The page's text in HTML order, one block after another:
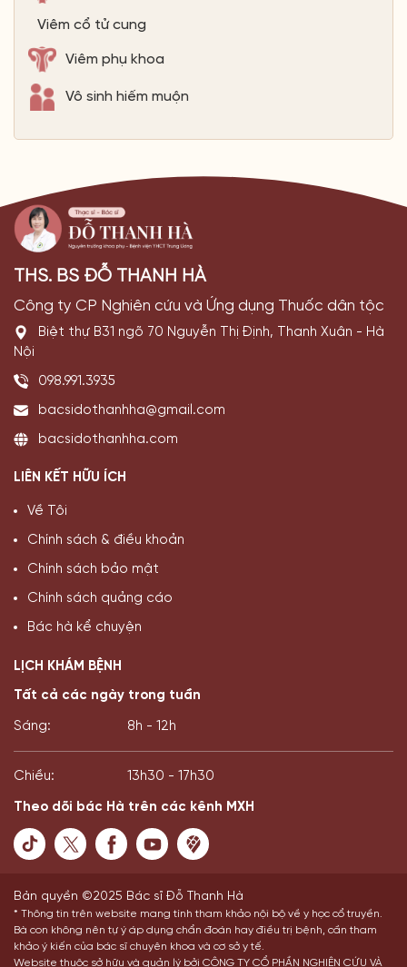
Viêm cổ tử cung
Viêm phụ khoa
Vô sinh hiếm muộn
THS. BS ĐỖ THANH HÀ
Công ty CP Nghiên cứu và Ứng dụng Thuốc dân tộc
Biệt thự B31 ngõ 70 Nguyễn Thị Định, Thanh Xuân - Hà
Nội
098.991.3935
bacsidothanhha@gmail.com
bacsidothanhha.com
LIÊN KẾT HỮU ÍCH
Về Tôi
Chính sách & điều khoản
Chính sách bảo mật
Chính sách quảng cáo
Bác hà kể chuyện
LỊCH KHÁM BỆNH
Tất cả các ngày trong tuần
Sáng: 8h - 12h
Chiều: 13h30 - 17h30
Theo dõi bác Hà trên các kênh MXH
Bản quyền ©2025 Bác sĩ Đỗ Thanh Hà
* Thông tin trên website mang tính tham khảo nội bộ về y học cổ truyền.
Bà con không nên tự ý áp dụng chẩn đoán hay điều trị bệnh, cần tham
khảo ý kiến của bác sĩ chuyên khoa và cơ sở y tế.
Website thuộc sở hữu và quản lý bởi CÔNG TY CỔ PHẦN NGHIÊN CỨU VÀ